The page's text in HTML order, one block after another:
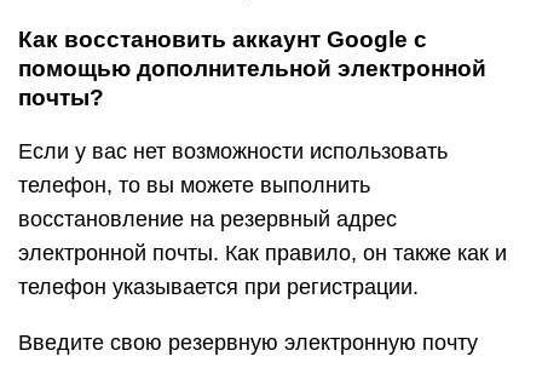
Как восстановить аккаунт Google с
помощью дополнительной электронной
почты?
Если у вас нет возможности использовать
телефон, то вы можете выполнить
восстановление на резервный адрес
электронной почты. Как правило, он также как и
телефон указывается при регистрации.
Введите свою резервную электронную почту